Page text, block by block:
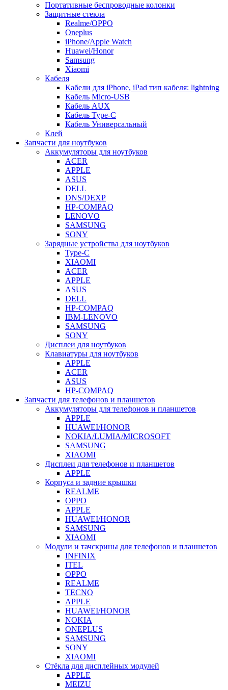
Портативные беспроводные колонки
Защитные стекла
Realme/OPPO
Oneplus
iPhone/Apple Watch
Huawei/Honor
Samsung
Xiaomi
Кабеля
Кабели для iPhone, iPad тип кабеля: lightning
Кабель Micro-USB
Кабель AUX
Кабель Type-C
Кабель Универсальный
Клей
Запчасти для ноутбуков
Аккумуляторы для ноутбуков
ACER
APPLE
ASUS
DELL
DNS/DEXP
HP-COMPAQ
LENOVO
SAMSUNG
SONY
Зарядные устройства для ноутбуков
Type-C
XIAOMI
ACER
APPLE
ASUS
DELL
HP-COMPAQ
IBM-LENOVO
SAMSUNG
SONY
Дисплеи для ноутбуков
Клавиатуры для ноутбуков
APPLE
ACER
ASUS
HP-COMPAQ
Запчасти для телефонов и планшетов
Аккумуляторы для телефонов и планшетов
APPLE
HUAWEI/HONOR
NOKIA/LUMIA/MICROSOFT
SAMSUNG
XIAOMI
Дисплеи для телефонов и планшетов
APPLE
Корпуса и задние крышки
REALME
OPPO
APPLE
HUAWEI/HONOR
SAMSUNG
XIAOMI
Модули и тачскрины для телефонов и планшетов
INFINIX
ITEL
OPPO
REALME
TECNO
APPLE
HUAWEI/HONOR
NOKIA
ONEPLUS
SAMSUNG
SONY
XIAOMI
Стёкла для дисплейных модулей
APPLE
MEIZU